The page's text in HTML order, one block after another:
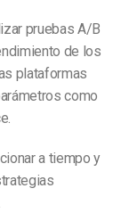
pruebas A/B
de los
plataformas
como
a tiempo y